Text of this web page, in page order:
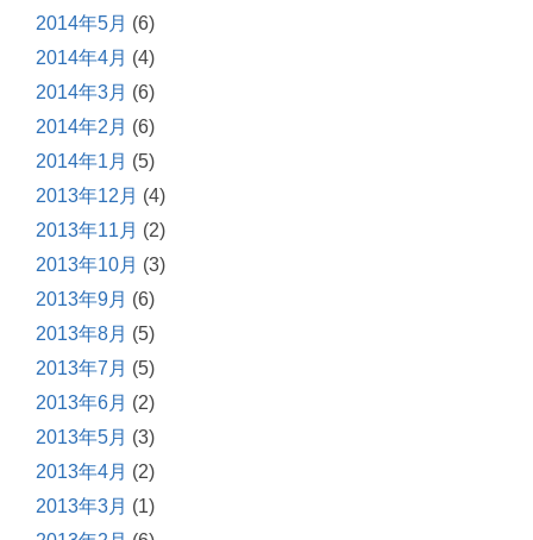
2014年5月 (6)
2014年4月 (4)
2014年3月 (6)
2014年2月 (6)
2014年1月 (5)
2013年12月 (4)
2013年11月 (2)
2013年10月 (3)
2013年9月 (6)
2013年8月 (5)
2013年7月 (5)
2013年6月 (2)
2013年5月 (3)
2013年4月 (2)
2013年3月 (1)